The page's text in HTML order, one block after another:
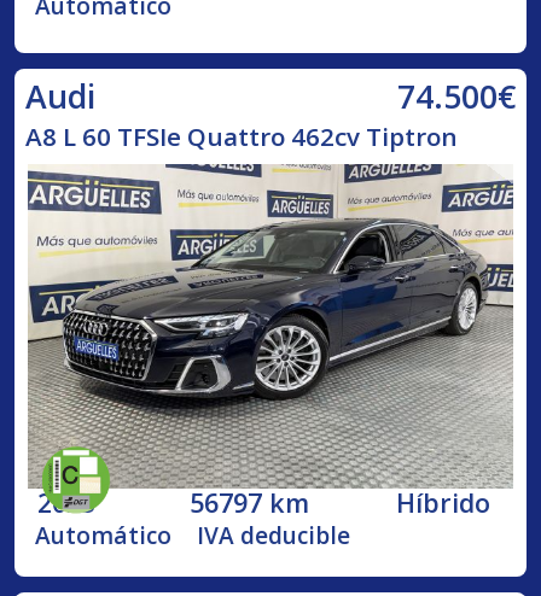
Automático
Audi 74.500€
A8 L 60 TFSIe Quattro 462cv Tiptron
2023 56797 km Híbrido
Automático IVA deducible